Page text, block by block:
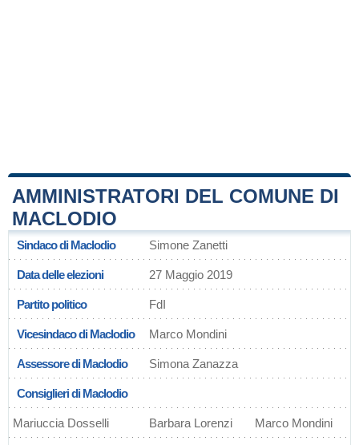
AMMINISTRATORI DEL COMUNE DI
MACLODIO
Sindaco di Maclodio Simone Zanetti
Data delle elezioni 27 Maggio 2019
Partito politico FdI
Vicesindaco di Maclodio Marco Mondini
Assessore di Maclodio Simona Zanazza
Consiglieri di Maclodio
Mariuccia Dosselli Barbara Lorenzi Marco Mondini